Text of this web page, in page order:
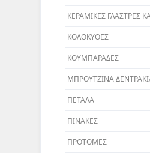
ΚΕΡΑΜΙΚΕΣ ΓΛΑΣΤΡΕΣ
ΚΟΛΟΚΥΘΕΣ
ΚΟΥΜΠΑΡΑΔΕΣ
ΜΠΡΟΥΤΖΙΝΑ
ΠΕΤΑΛΑ
ΠΙΝΑΚΕΣ
ΠΡΟΤΟΜΕΣ